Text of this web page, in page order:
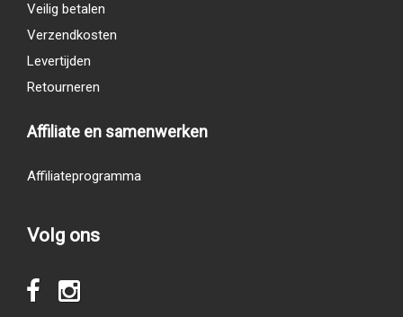
Veilig betalen
Verzendkosten
Levertijden
Retourneren
Affiliate en samenwerken
Affiliateprogramma
Volg ons